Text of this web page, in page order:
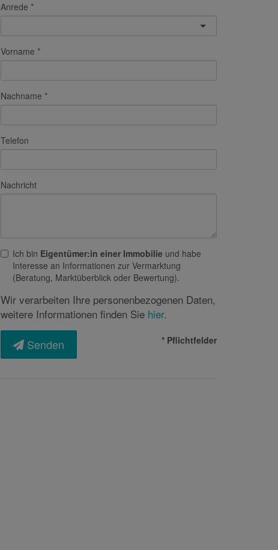
Anrede
Vorname
Nachname
Telefon
Nachricht
Ich bin Eigentümer:in einer Immobilie und habe
Interesse an Informationen zur Vermarktung
(Beratung, Marktüberblick oder Bewertung).
Wir verarbeiten Ihre personenbezogenen Daten,
weitere Informationen finden Sie hier.
Senden * Pflichtfelder